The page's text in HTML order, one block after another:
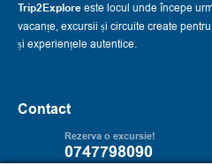
Trip2Exploreeste locul unde începe
vacanțe, excursii și circuite create
și experiențele autentice.
Contact
Rezerva o excursie!
0747798090